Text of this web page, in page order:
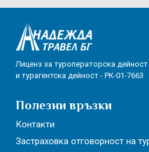
Лиценз за туроператорска дейност
и турагентска дейност - РК-01-7663
Полезни връзки
Контакти
Застраховка отговорност на